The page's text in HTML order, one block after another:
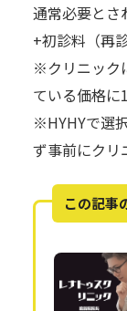
通常必要とさ
+初診料（再
※クリニック
ている価格に
※HYHYで選
ず事前にクリ
この記事